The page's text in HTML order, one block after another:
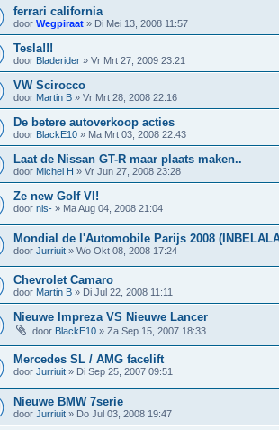
ferrari california
door Wegpiraat » Di Mei 13, 2008 11:57
Tesla!!!
door Bladerider » Vr Mrt 27, 2009 23:21
VW Scirocco
door Martin B » Vr Mrt 28, 2008 22:16
De betere autoverkoop acties
door BlackE10 » Ma Mrt 03, 2008 22:43
Laat de Nissan GT-R maar plaats maken..
door Michel H » Vr Jun 27, 2008 23:28
Ze new Golf VI!
door nis- » Ma Aug 04, 2008 21:04
Mondial de l'Automobile Parijs 2008
door Jurriuit » Wo Okt 08, 2008 17:24
Chevrolet Camaro
door Martin B » Di Jul 22, 2008 11:11
Nieuwe Impreza VS Nieuwe Lancer
door BlackE10 » Za Sep 15, 2007 18:33
Mercedes SL / AMG facelift
door Jurriuit » Di Sep 25, 2007 09:51
Nieuwe BMW 7serie
door Jurriuit » Do Jul 03, 2008 19:47